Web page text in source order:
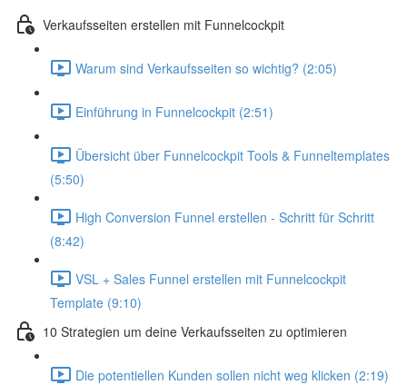
Verkaufsseiten erstellen mit Funnelcockpit
Warum sind Verkaufsseiten so wichtig? (2:05)
Einführung in Funnelcockpit (2:51)
Übersicht über Funnelcockpit Tools & Funneltemplates
(5:50)
High Conversion Funnel erstellen - Schritt für Schritt
(8:42)
VSL + Sales Funnel erstellen mit Funnelcockpit
Template (9:10)
10 Strategien um deine Verkaufsseiten zu optimieren
Die potentiellen Kunden sollen nicht weg klicken (2:19)